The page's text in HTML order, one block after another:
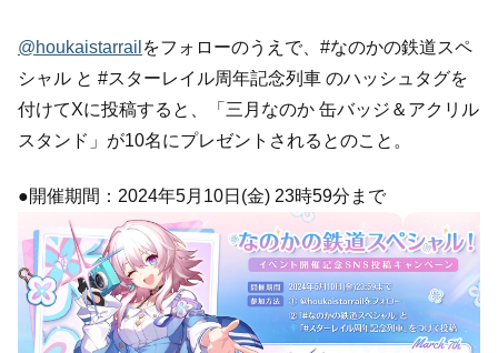
@houkaistarrail をフォローのうえで、#なのかの鉄道スペ
シャル と #スターレイル周年記念列車 のハッシュタグを
付けてXに投稿すると、「三月なのか 缶バッジ＆アクリル
スタンド」が10名にプレゼントされるとのこと。
●開催期間：2024年5月10日(金) 23時59分まで